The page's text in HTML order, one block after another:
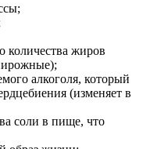
количества жиров
алкоголя, который
(изменяет в
соли в пище, что